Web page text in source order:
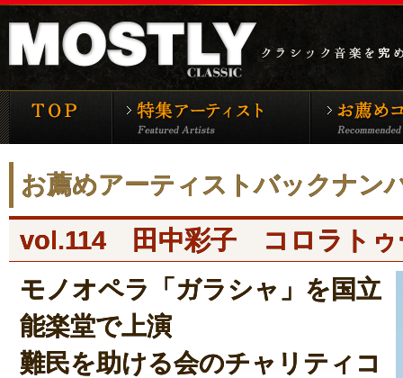
モーストリー・クラシックTOP 特集アーティ
お薦めアーティストバックナン
vol.114 田中彩子 コロラトゥ
モノオペラ「ガラシャ」を国立
能楽堂で上演
難民を助ける会のチャリティコ